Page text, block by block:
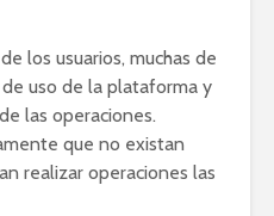
los usuarios, muchas de
uso de la plataforma y
las operaciones.
que no existan
realizar operaciones las